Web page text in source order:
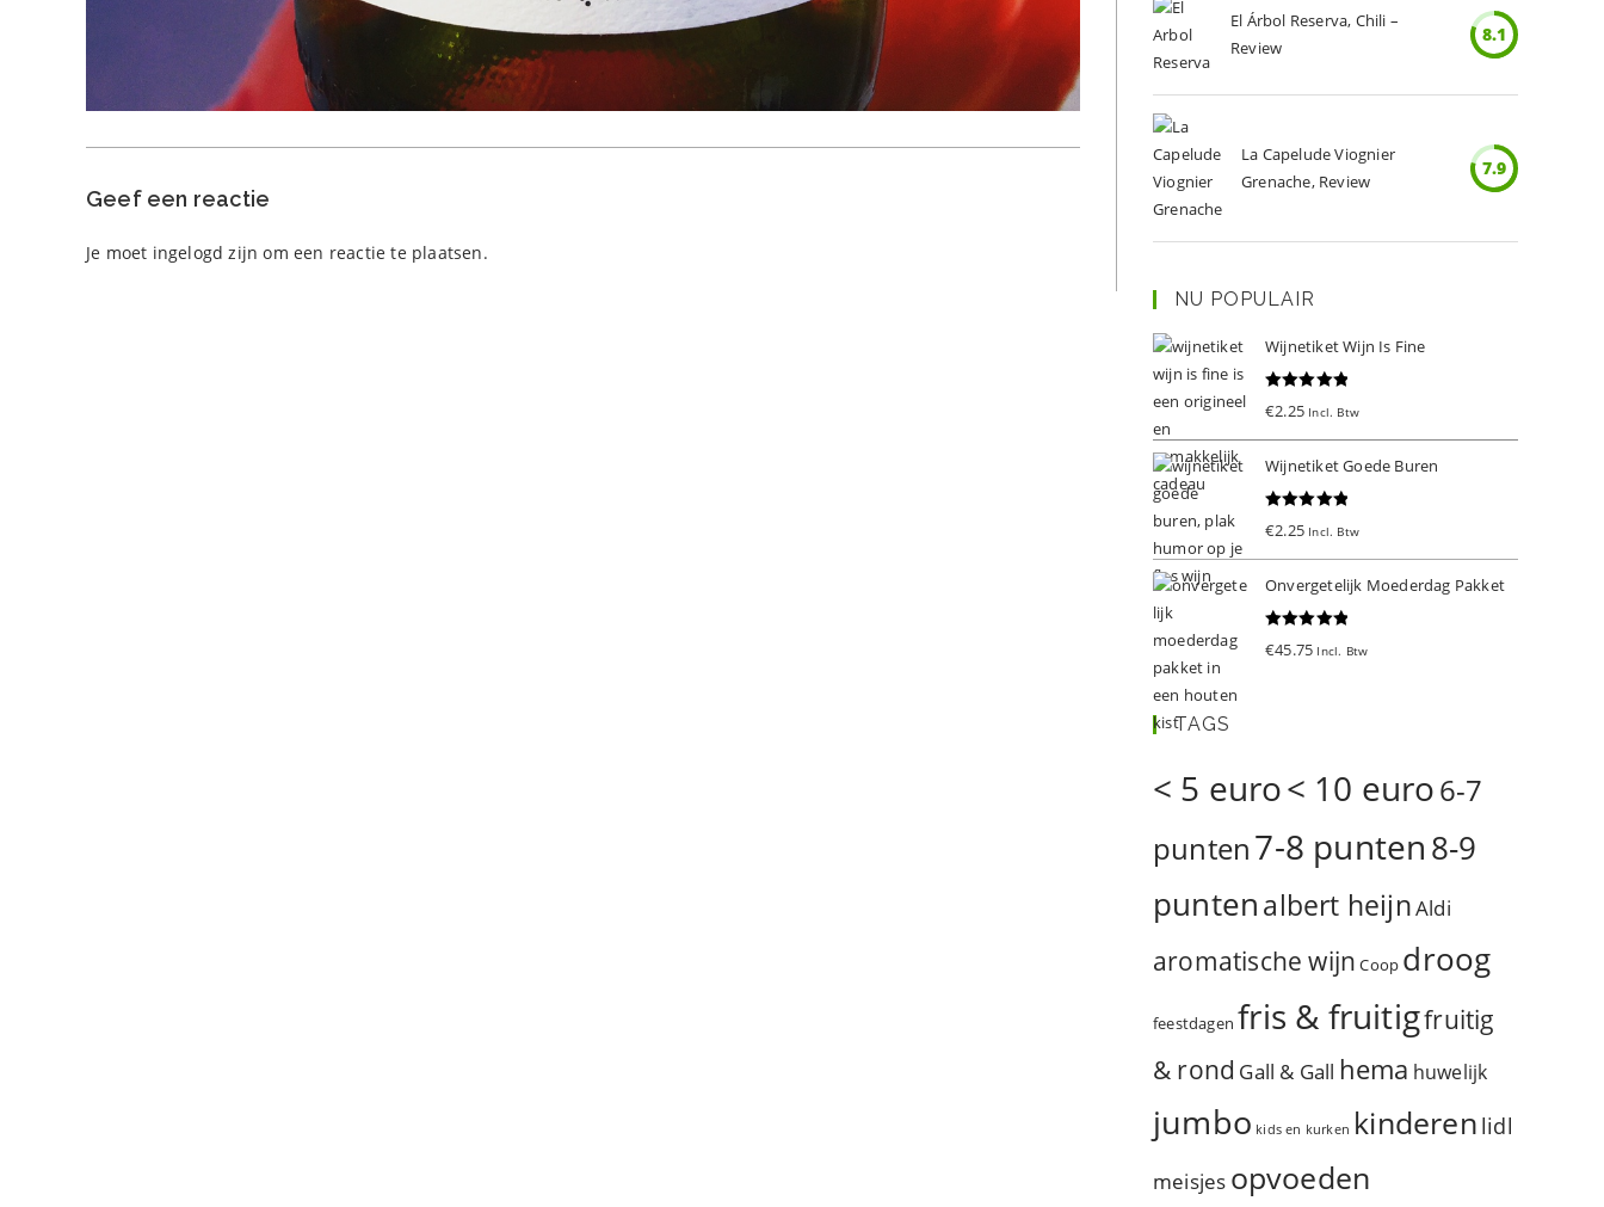
Geef een reactie
Je moet ingelogd zijn om een reactie te plaatsen.
El Árbol Reserva, Chili –
Review
8.1
La Capelude Viognier
Grenache, Review
7.9
NU POPULAIR
Wijnetiket Wijn Is Fine
€2.25 Incl. Btw
Wijnetiket Goede Buren
€2.25 Incl. Btw
Onvergetelijk Moederdag Pakket
€45.75 Incl. Btw
TAGS
< 5 euro< 10 euro6-7
punten7-8 punten8-9
puntenalbert heijnAldi
aromatische wijn Coop droog
feestdagen fris & fruitigfruitig
& rond Gall & Gall hema huwelijk
jumbo kids en kurken kinderen lidl
meisjes opvoeden